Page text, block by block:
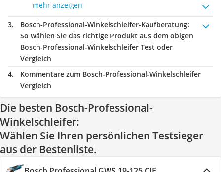
mehr anzeigen
Bosch-Professional-Winkelschleifer-Kaufberatung:
So wählen Sie das richtige Produkt aus dem obigen
Bosch-Professional-Winkelschleifer Test oder
Vergleich
Kommentare zum Bosch-Professional-Winkelschleifer
Vergleich
Die besten Bosch-Professional-
Winkelschleifer:
Wählen Sie Ihren persönlichen Testsieger
aus der Bestenliste.